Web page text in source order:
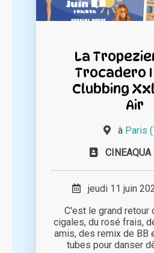
La
Trocadero
Clubbing
Air
à Paris
CINEAQUA
jeudi 11 juin
C'est le grand retour
cigales, du rosé frais,
amis, des remix de BB
tubes pour danser